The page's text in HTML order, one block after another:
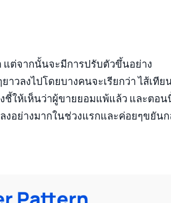
ต่จากนั้นจะมีการปรับตัวขึ้นอย่าง
วลงไปโดยบางคนจะเรียกว่า ไส้เทีย
ชี้ให้เห็นว่าผู้ขายยอมแพ้แล้ว และตอน
อย่างมากในช่วงแรกและค่อยๆขยัน